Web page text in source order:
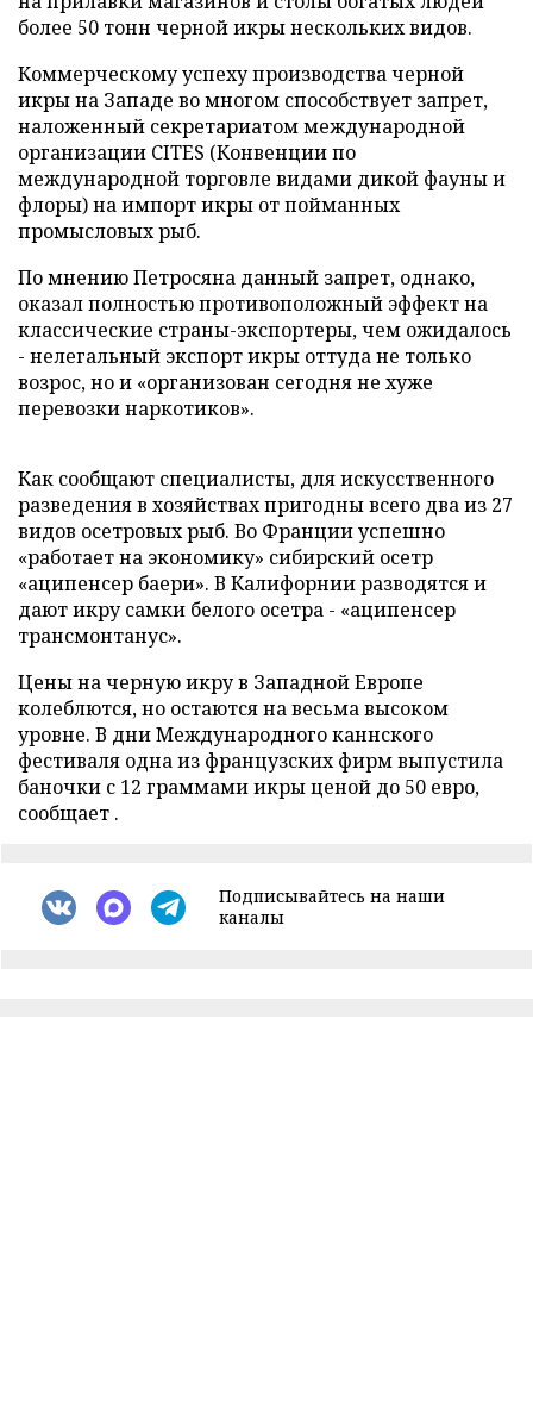
более 50 тонн черной икры нескольких видов.
Коммерческому успеху производства черной
икры на Западе во многом способствует запрет,
наложенный секретариатом международной
организации CITES (Конвенции по
международной торговле видами дикой фауны и
флоры) на импорт икры от пойманных
промысловых рыб.
По мнению Петросяна данный запрет, однако,
оказал полностью противоположный эффект на
классические страны-экспортеры, чем ожидалось
- нелегальный экспорт икры оттуда не только
возрос, но и «организован сегодня не хуже
перевозки наркотиков».
Как сообщают специалисты, для искусственного
разведения в хозяйствах пригодны всего два из 27
видов осетровых рыб. Во Франции успешно
«работает на экономику» сибирский осетр
«аципенсер баери». В Калифорнии разводятся и
дают икру самки белого осетра - «аципенсер
трансмонтанус».
Цены на черную икру в Западной Европе
колеблются, но остаются на весьма высоком
уровне. В дни Международного каннского
фестиваля одна из французских фирм выпустила
баночки с 12 граммами икры ценой до 50 евро,
сообщает .
Подписывайтесь на наши
каналы